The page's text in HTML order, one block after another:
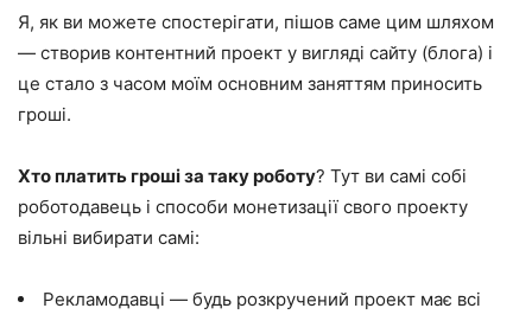
Я, як ви можете спостерігати, пішов саме цим шляхом
— створив контентний проект у вигляді сайту (блога) і
це стало з часом моїм основним заняттям приносить
гроші.
Хто платить гроші за таку роботу? Тут ви самі собі
роботодавець і способи монетизації свого проекту
вільні вибирати самі:
Рекламодавці — будь розкручений проект має всі